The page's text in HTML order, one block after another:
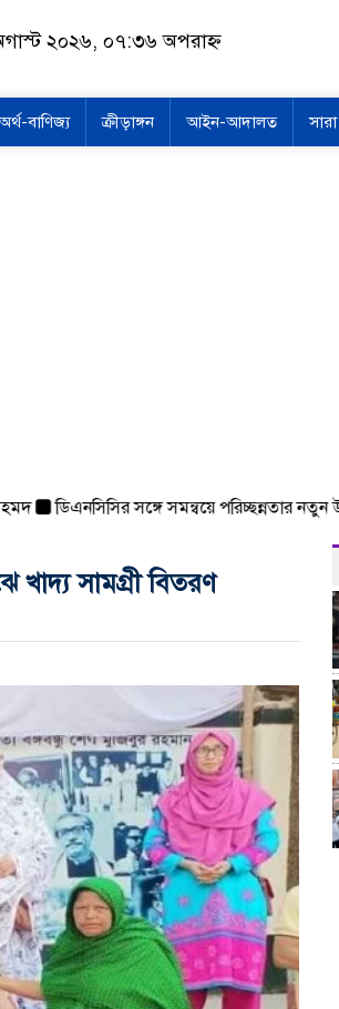
২০২৬, ০৭:৩৬ অপরাহ্ন
অর্থ-বাণিজ্য ক্রীড়াঙ্গন আইন-আদালত
ডিএনসিসির সঙ্গে সমন্বয়ে পরিচ্ছন্নতার নতুন
সামগ্রী বিতরণ